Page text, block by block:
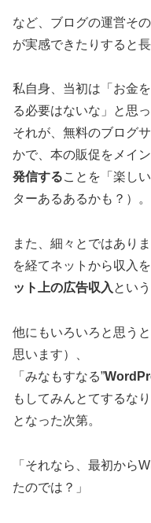
など、ブログの運営そ
が実感できたりすると
私自身、当初は「お金
る必要はないな」と思っ
それが、無料のブログ
かで、本の販促をメイン
発信することを「楽し
ターあるあるかも？）。
また、細々とではあり
を経てネットから収入
ット上の広告収入 とい
他にもいろいろと思う
思います）、
「みなもすなる”
もしてみんとてするなり
となった次第。
「それなら、最初から
たのでは？」